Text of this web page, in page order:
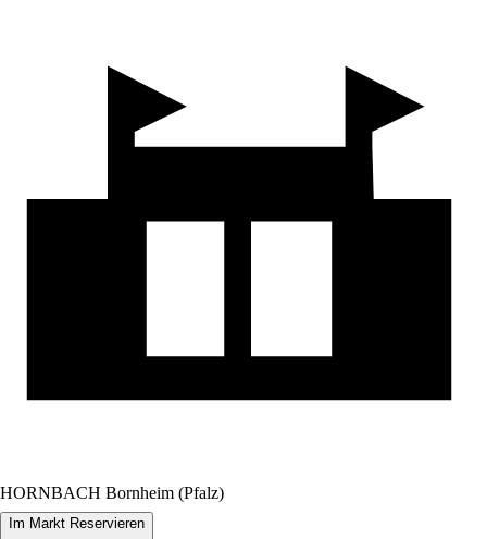
HORNBACH Bornheim (Pfalz)
Im Markt Reservieren